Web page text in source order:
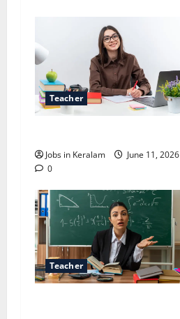
Teacher
Jobs in Keralam
June 11, 2026
0
Teacher